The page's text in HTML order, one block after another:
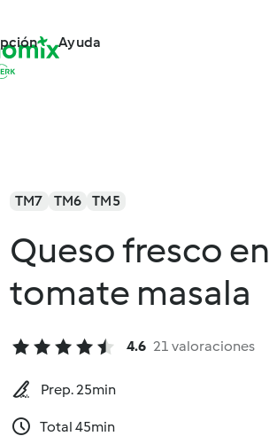
Ayuda
TM7 TM6 TM5
Queso fresco
tomate masala
4.6 21 valoraciones
Prep. 25min
Total 45min